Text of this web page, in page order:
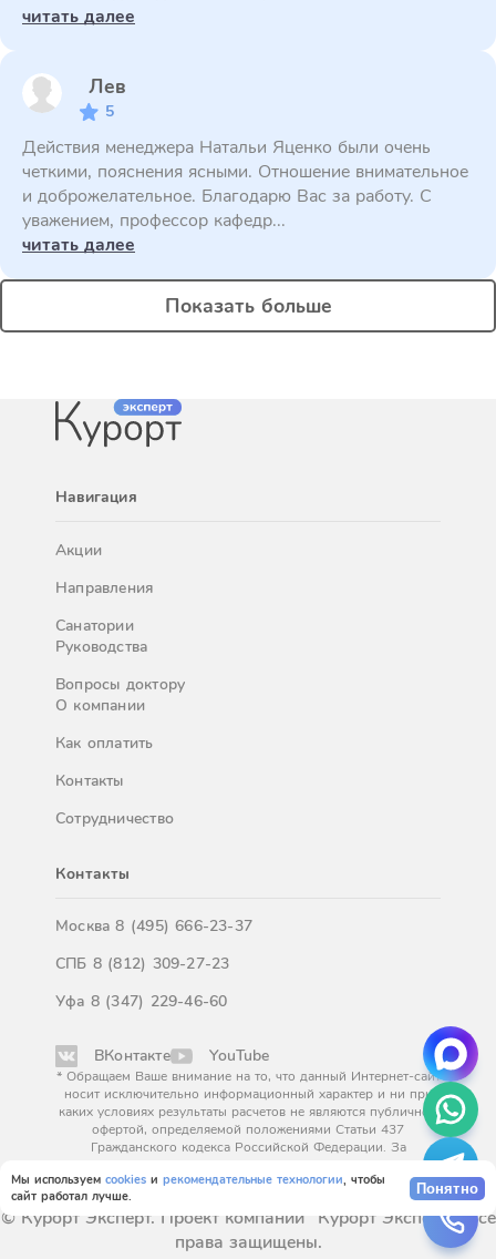
Мы используем cookies и рекомендательные технологии, чтобы
сайт работал лучше.
Понятно
читать далее
Лев
5
Действия менеджера Натальи Яценко были очень
четкими, пояснения ясными. Отношение внимательное
и доброжелательное. Благодарю Вас за работу. С
уважением, профессор кафедр...
читать далее
Показать больше
Навигация
Акции
Направления
Санатории
Руководства
Вопросы доктору
О компании
Как оплатить
Контакты
Сотрудничество
Контакты
Москва8 (495) 666-23-37
СПБ 8 (812) 309-27-23
Уфа 8 (347) 229-46-60
ВКонтакте YouTube
* Обращаем Ваше внимание на то, что данный Интернет-сайт
носит исключительно информационный характер и ни при
каких условиях результаты расчетов не являются публичной
офертой, определяемой положениями Статьи 437
Гражданского кодекса Российской Федерации. За
окончательным расчетом обращайтесь к нашим менеджерам.
© Курорт Эксперт. Проект компании "Курорт Эксперт". Все
права защищены.